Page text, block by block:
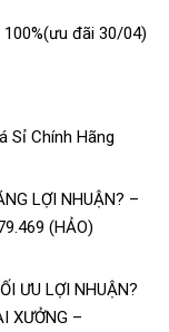
đãi 30/04)
Sỉ Chính Hãng
LỢI NHUẬN? –
(HẢO)
ƯU LỢI NHUẬN?
XƯỞNG –